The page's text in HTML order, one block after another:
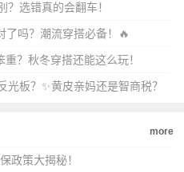
？选错真的会翻车！
了吗？潮流穿搭必备！🔥
？秋冬穿搭还能这么玩！
板？✨黄皮亲妈还是智商税？
more
政策大揭秘！